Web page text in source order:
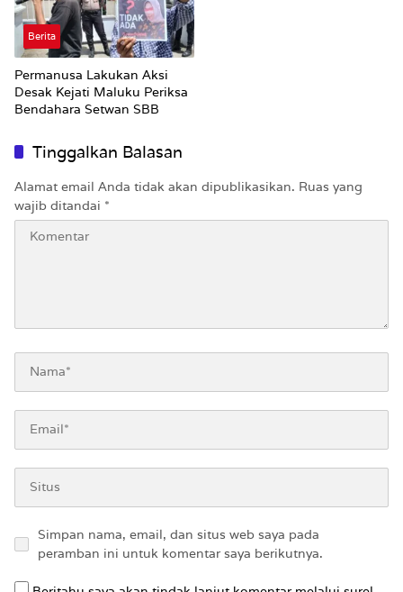
Berita
Permanusa Lakukan Aksi
Desak Kejati Maluku Periksa
Bendahara Setwan SBB
Tinggalkan Balasan
Alamat email Anda tidak akan dipublikasikan. Ruas yang
wajib ditandai *
Simpan nama, email, dan situs web saya pada
peramban ini untuk komentar saya berikutnya.